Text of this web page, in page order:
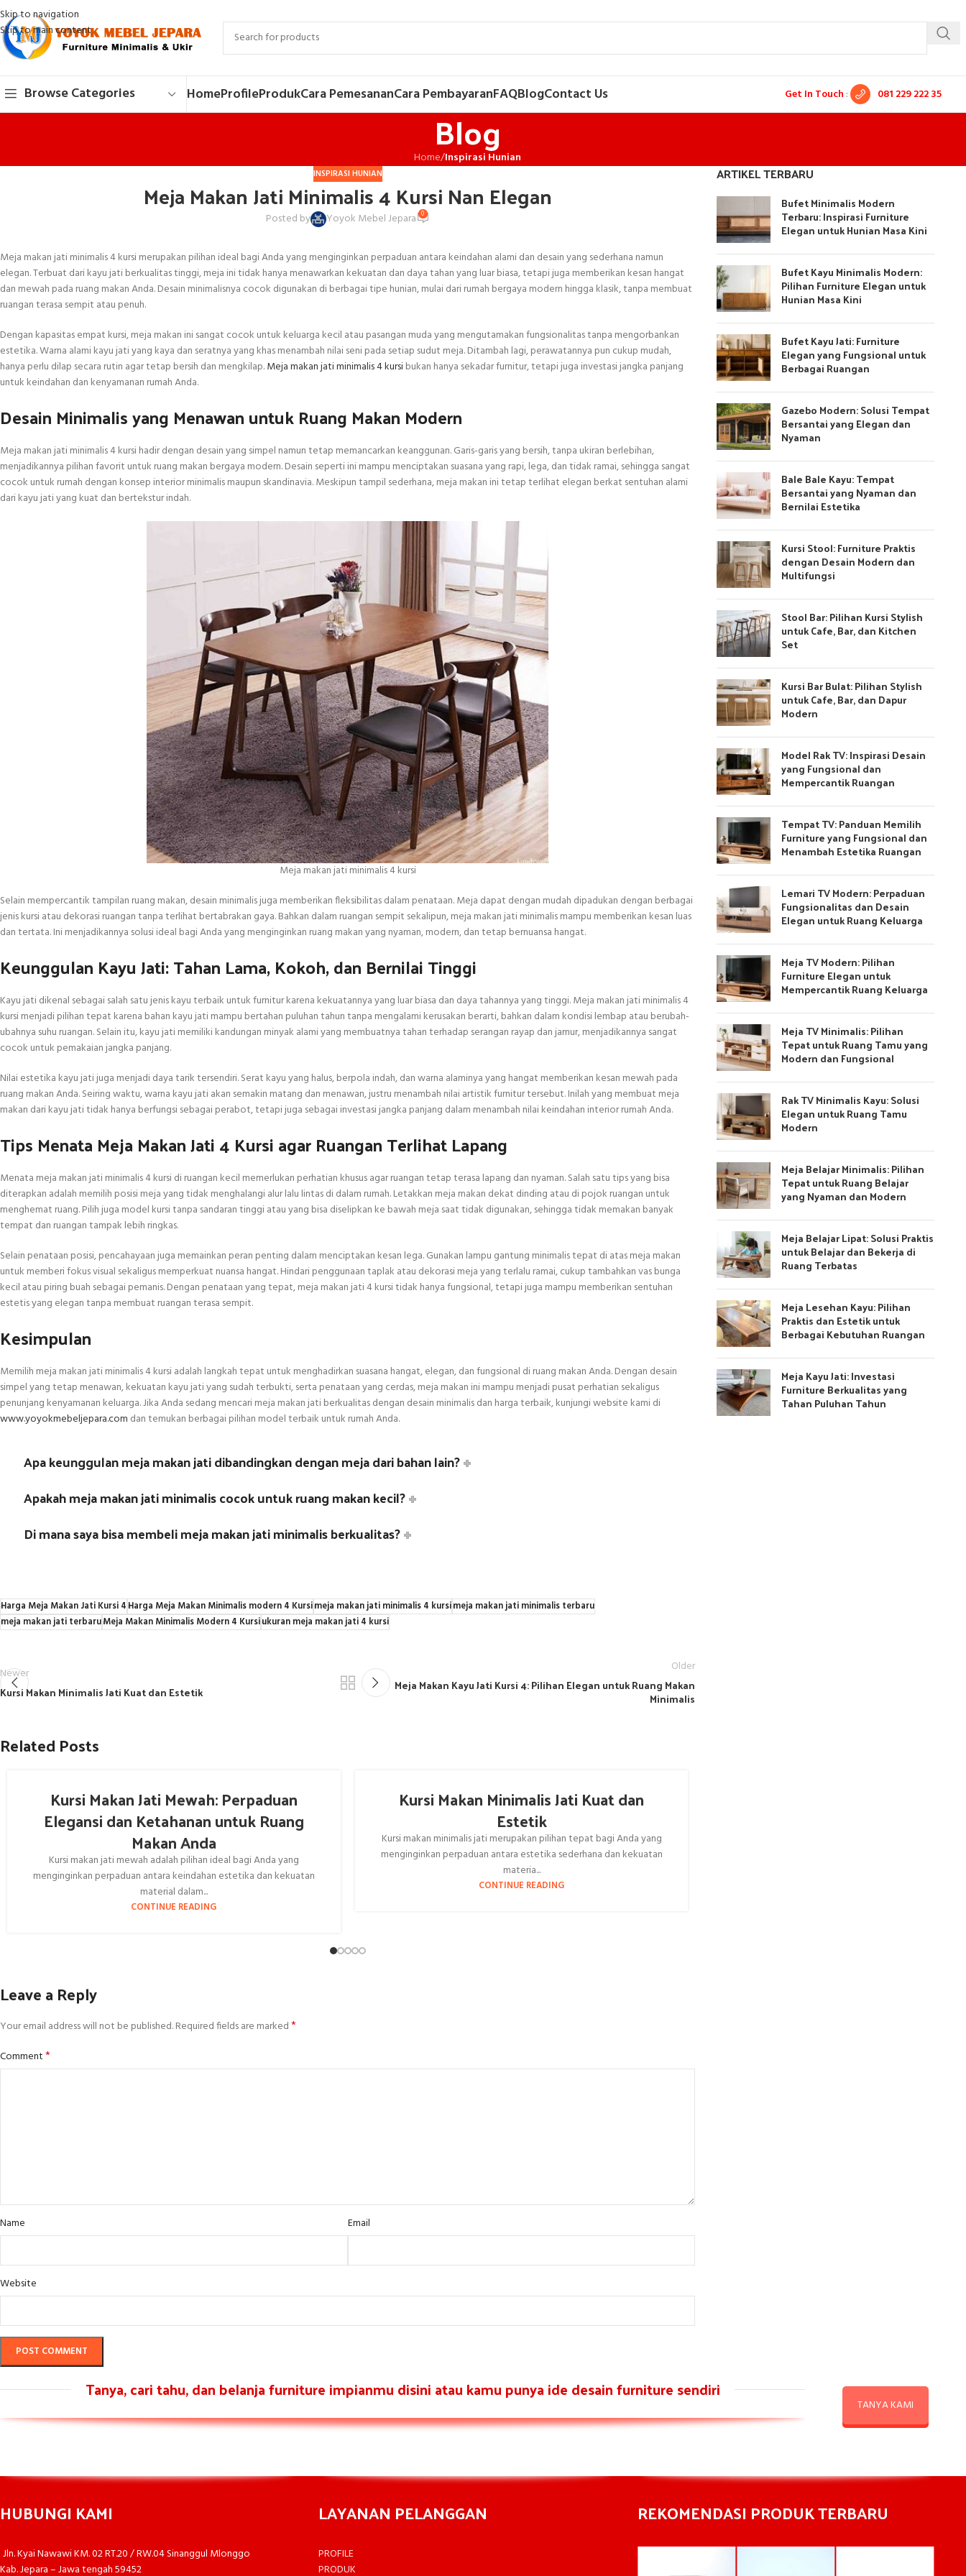
Skip to navigation
Skip to main content
Browse Categories HomeProfileProdukCara PemesananCara PembayaranFAQBlogContact Us Get In Touch : 081 229 222 35
Blog
Home/Inspirasi Hunian
INSPIRASI HUNIAN
Meja Makan Jati Minimalis 4 Kursi Nan Elegan
Posted by Yoyok Mebel Jepara 0
Meja makan jati minimalis 4 kursi merupakan pilihan ideal bagi Anda yang menginginkan perpaduan antara keindahan alami dan desain yang sederhana namun
elegan. Terbuat dari kayu jati berkualitas tinggi, meja ini tidak hanya menawarkan kekuatan dan daya tahan yang luar biasa, tetapi juga memberikan kesan hangat
dan mewah pada ruang makan Anda. Desain minimalisnya cocok digunakan di berbagai tipe hunian, mulai dari rumah bergaya modern hingga klasik, tanpa membuat
ruangan terasa sempit atau penuh.
Dengan kapasitas empat kursi, meja makan ini sangat cocok untuk keluarga kecil atau pasangan muda yang mengutamakan fungsionalitas tanpa mengorbankan
estetika. Warna alami kayu jati yang kaya dan seratnya yang khas menambah nilai seni pada setiap sudut meja. Ditambah lagi, perawatannya pun cukup mudah,
hanya perlu dilap secara rutin agar tetap bersih dan mengkilap.Meja makan jati minimalis 4 kursibukan hanya sekadar furnitur, tetapi juga investasi jangka panjang
untuk keindahan dan kenyamanan rumah Anda.
Desain Minimalis yang Menawan untuk Ruang Makan Modern
Meja makan jati minimalis 4 kursi hadir dengan desain yang simpel namun tetap memancarkan keanggunan. Garis-garis yang bersih, tanpa ukiran berlebihan,
menjadikannya pilihan favorit untuk ruang makan bergaya modern. Desain seperti ini mampu menciptakan suasana yang rapi, lega, dan tidak ramai, sehingga sangat
cocok untuk rumah dengan konsep interior minimalis maupun skandinavia. Meskipun tampil sederhana, meja makan ini tetap terlihat elegan berkat sentuhan alami
dari kayu jati yang kuat dan bertekstur indah.
Meja makan jati minimalis 4 kursi
Selain mempercantik tampilan ruang makan, desain minimalis juga memberikan fleksibilitas dalam penataan. Meja dapat dengan mudah dipadukan dengan berbagai
jenis kursi atau dekorasi ruangan tanpa terlihat bertabrakan gaya. Bahkan dalam ruangan sempit sekalipun, meja makan jati minimalis mampu memberikan kesan luas
dan tertata. Ini menjadikannya solusi ideal bagi Anda yang menginginkan ruang makan yang nyaman, modern, dan tetap bernuansa hangat.
Keunggulan Kayu Jati: Tahan Lama, Kokoh, dan Bernilai Tinggi
Kayu jati dikenal sebagai salah satu jenis kayu terbaik untuk furnitur karena kekuatannya yang luar biasa dan daya tahannya yang tinggi. Meja makan jati minimalis 4
kursi menjadi pilihan tepat karena bahan kayu jati mampu bertahan puluhan tahun tanpa mengalami kerusakan berarti, bahkan dalam kondisi lembap atau berubah-
ubahnya suhu ruangan. Selain itu, kayu jati memiliki kandungan minyak alami yang membuatnya tahan terhadap serangan rayap dan jamur, menjadikannya sangat
cocok untuk pemakaian jangka panjang.
Nilai estetika kayu jati juga menjadi daya tarik tersendiri. Serat kayu yang halus, berpola indah, dan warna alaminya yang hangat memberikan kesan mewah pada
ruang makan Anda. Seiring waktu, warna kayu jati akan semakin matang dan menawan, justru menambah nilai artistik furnitur tersebut. Inilah yang membuat meja
makan dari kayu jati tidak hanya berfungsi sebagai perabot, tetapi juga sebagai investasi jangka panjang dalam menambah nilai keindahan interior rumah Anda.
Tips Menata Meja Makan Jati 4 Kursi agar Ruangan Terlihat Lapang
Menata meja makan jati minimalis 4 kursi di ruangan kecil memerlukan perhatian khusus agar ruangan tetap terasa lapang dan nyaman. Salah satu tips yang bisa
diterapkan adalah memilih posisi meja yang tidak menghalangi alur lalu lintas di dalam rumah. Letakkan meja makan dekat dinding atau di pojok ruangan untuk
menghemat ruang. Pilih juga model kursi tanpa sandaran tinggi atau yang bisa diselipkan ke bawah meja saat tidak digunakan, sehingga tidak memakan banyak
tempat dan ruangan tampak lebih ringkas.
Selain penataan posisi, pencahayaan juga memainkan peran penting dalam menciptakan kesan lega. Gunakan lampu gantung minimalis tepat di atas meja makan
untuk memberi fokus visual sekaligus memperkuat nuansa hangat. Hindari penggunaan taplak atau dekorasi meja yang terlalu ramai, cukup tambahkan vas bunga
kecil atau piring buah sebagai pemanis. Dengan penataan yang tepat, meja makan jati 4 kursi tidak hanya fungsional, tetapi juga mampu memberikan sentuhan
estetis yang elegan tanpa membuat ruangan terasa sempit.
Kesimpulan
Memilih meja makan jati minimalis 4 kursi adalah langkah tepat untuk menghadirkan suasana hangat, elegan, dan fungsional di ruang makan Anda. Dengan desain
simpel yang tetap menawan, kekuatan kayu jati yang sudah terbukti, serta penataan yang cerdas, meja makan ini mampu menjadi pusat perhatian sekaligus
penunjang kenyamanan keluarga. Jika Anda sedang mencari meja makan jati berkualitas dengan desain minimalis dan harga terbaik, kunjungi website kami di
www.yoyokmebeljepara.com dan temukan berbagai pilihan model terbaik untuk rumah Anda.
Apa keunggulan meja makan jati dibandingkan dengan meja dari bahan lain?
Apakah meja makan jati minimalis cocok untuk ruang makan kecil?
Di mana saya bisa membeli meja makan jati minimalis berkualitas?
Harga Meja Makan Jati Kursi 4Harga Meja Makan Minimalis modern 4 Kursimeja makan jati minimalis 4 kursimeja makan jati minimalis terbaru
meja makan jati terbaruMeja Makan Minimalis Modern 4 Kursiukuran meja makan jati 4 kursi
Newer
Kursi Makan Minimalis Jati Kuat dan Estetik
Older
Meja Makan Kayu Jati Kursi 4: Pilihan Elegan untuk Ruang Makan
Minimalis
Related Posts
Kursi Makan Jati Mewah: Perpaduan
Elegansi dan Ketahanan untuk Ruang
Makan Anda
Kursi makan jati mewah adalah pilihan ideal bagi Anda yang
menginginkan perpaduan antara keindahan estetika dan kekuatan
material dalam...
CONTINUE READING
Kursi Makan Minimalis Jati Kuat dan
Estetik
Kursi makan minimalis jati merupakan pilihan tepat bagi Anda yang
menginginkan perpaduan antara estetika sederhana dan kekuatan
materia...
CONTINUE READING
Leave a Reply
Your email address will not be published.Required fields are marked*
Comment*
Name Email
Website
ARTIKEL TERBARU
Bufet Minimalis Modern
Terbaru: Inspirasi Furniture
Elegan untuk Hunian Masa Kini
Bufet Kayu Minimalis Modern:
Pilihan Furniture Elegan untuk
Hunian Masa Kini
Bufet Kayu Jati: Furniture
Elegan yang Fungsional untuk
Berbagai Ruangan
Gazebo Modern: Solusi Tempat
Bersantai yang Elegan dan
Nyaman
Bale Bale Kayu: Tempat
Bersantai yang Nyaman dan
Bernilai Estetika
Kursi Stool: Furniture Praktis
dengan Desain Modern dan
Multifungsi
Stool Bar: Pilihan Kursi Stylish
untuk Cafe, Bar, dan Kitchen
Set
Kursi Bar Bulat: Pilihan Stylish
untuk Cafe, Bar, dan Dapur
Modern
Model Rak TV: Inspirasi Desain
yang Fungsional dan
Mempercantik Ruangan
Tempat TV: Panduan Memilih
Furniture yang Fungsional dan
Menambah Estetika Ruangan
Lemari TV Modern: Perpaduan
Fungsionalitas dan Desain
Elegan untuk Ruang Keluarga
Meja TV Modern: Pilihan
Furniture Elegan untuk
Mempercantik Ruang Keluarga
Meja TV Minimalis: Pilihan
Tepat untuk Ruang Tamu yang
Modern dan Fungsional
Rak TV Minimalis Kayu: Solusi
Elegan untuk Ruang Tamu
Modern
Meja Belajar Minimalis: Pilihan
Tepat untuk Ruang Belajar
yang Nyaman dan Modern
Meja Belajar Lipat: Solusi Praktis
untuk Belajar dan Bekerja di
Ruang Terbatas
Meja Lesehan Kayu: Pilihan
Praktis dan Estetik untuk
Berbagai Kebutuhan Ruangan
Meja Kayu Jati: Investasi
Furniture Berkualitas yang
Tahan Puluhan Tahun
Tanya, cari tahu, dan belanja furniture impianmu disini atau kamu punya ide desain furniture sendiri
TANYA KAMI
HUBUNGI KAMI
Jln. Kyai Nawawi KM. 02 RT.20 / RW.04 Sinanggul Mlonggo
Kab. Jepara – Jawa tengah 59452
LAYANAN PELANGGAN
PROFILE
PRODUK
REKOMENDASI PRODUK TERBARU